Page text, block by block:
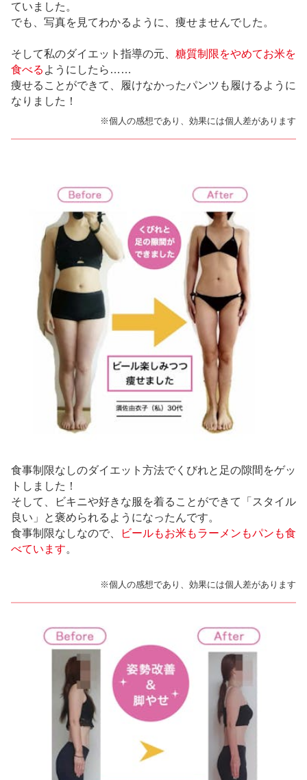
ていました。
でも、写真を見てわかるように、痩せませんでした。
そして私のダイエット指導の元、 糖質制限をやめてお米を
食べる ようにしたら……
痩せることができて、履けなかったパンツも履けるように
なりました！
※個人の感想であり、効果には個人差があります
食事制限なしのダイエット方法でくびれと足の隙間をゲッ
トしました！
そして、ビキニや好きな服を着ることができて「スタイル
良い」と褒められるようになったんです。
食事制限なしなので、
ビールもお米もラーメンもパンも食
べています。
※個人の感想であり、効果には個人差があります